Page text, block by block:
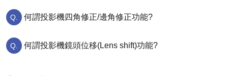
何謂投影機四角修正/邊角修正功能?
何謂投影機鏡頭位移(Lens shift)功能?